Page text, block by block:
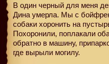
В один черный для меня
Дина умерла. Мы с
собаки хоронить на
Похоронили, поплакали
обратно в машину,
где вырыли могилу.